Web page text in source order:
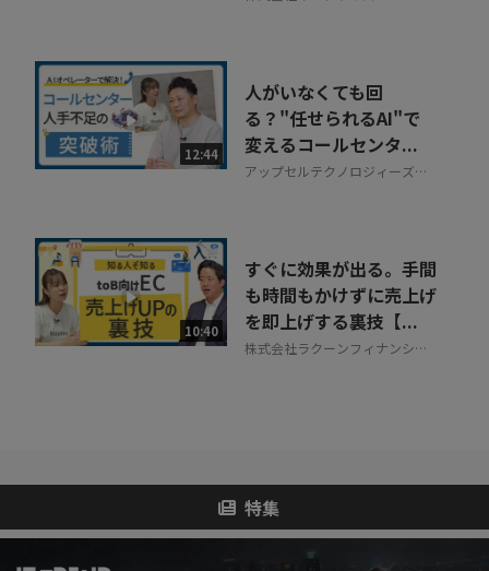
12:44
人がいなくても回
る？"任せられるAI"で
変えるコールセンタ...
アップセルテクノロジィーズ株
10:40
すぐに効果が出る。手間
も時間もかけずに売上げ
を即上げする裏技【...
株式会社ラクーンフィナンシャ
特集